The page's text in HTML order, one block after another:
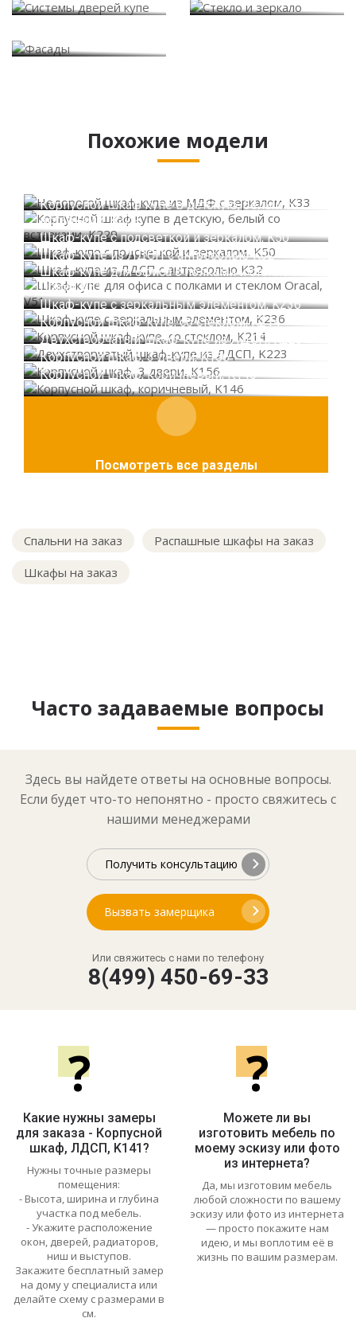
Похожие модели
Корпусной шкаф купе в детскую, белый со
вставками, K229
Шкаф-купе с подсветкой и зеркалом, K50
Шкаф-купе из ЛДСП с антресолью K32
Шкаф-купе для офиса с полками и стеклом
Oracal, V51
Шкаф-купе с зеркальным элементом, K236
Корпусной шкаф-купе, со стеклом, K214
Двухстворчатый шкаф-купе из ЛДСП, K223
Корпусной шкаф, 3 двери, K156
Корпусной шкаф, коричневый, K146
Посмотреть все разделы
Спальни на заказ
Распашные шкафы на заказ
Шкафы на заказ
Часто задаваемые вопросы
Здесь вы найдете ответы на основные вопросы.
Если будет что-то непонятно - просто свяжитесь с
нашими менеджерами
Получить консультацию
Вызвать замерщика
Или свяжитесь с нами по телефону
8(499) 450-69-33
?
Какие нужны замеры
для заказа - Корпусной
шкаф, ЛДСП, K141?
Нужны точные размеры
помещения:
- Высота, ширина и глубина
участка под мебель.
- Укажите расположение
окон, дверей, радиаторов,
ниш и выступов.
Закажите бесплатный замер
на дому у специалиста или
делайте схему с размерами в
см.
?
Можете ли вы
изготовить мебель по
моему эскизу или фото
из интернета?
Да, мы изготовим мебель
любой сложности по вашему
эскизу или фото из интернета
— просто покажите нам
идею, и мы воплотим её в
жизнь по вашим размерам.